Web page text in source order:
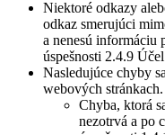
Niektoré odkazy
odkaz smerujúci
a nenesú
úspešnosti 2.4.9
Nasledujúce chyby
webových stránkach.
Chyba, ktorá
nezotrvá a po